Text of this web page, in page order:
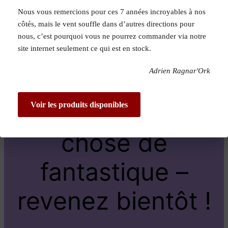
Pardon pour le
dérangement !
Nous travaillons
sur quelque
chose de
fantastique –
revenez bientôt !
Nous vous remercions pour ces 7 années incroyables à nos
côtés, mais le vent souffle dans d’autres directions pour
nous, c’est pourquoi vous ne pourrez commander via notre
site internet seulement ce qui est en stock.
Adrien Ragnar'Ork
Voir les produits disponibles